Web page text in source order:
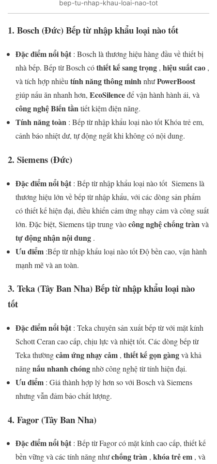
bep-tu-nhap-khau-loai-nao-tot
1. Bosch (Đức) Bếp từ nhập khẩu loại nào tốt
Đặc điểm nổi bật : Bosch là thương hiệu hàng đầu về thiết bị
nhà bếp. Bếp từ Bosch cóthiết kế sang trọng , hiệu suất cao ,
và tích hợp nhiều tính năng thông minhnhưPowerBoost
giúp nấu ăn nhanh hơn, EcoSilenceđể vận hành hành ái, và
công nghệ Biến tầntiết kiệm điện năng.
Tính năng toàn : Bếp từ nhập khẩu loại nào tốt Khóa trẻ em,
cảnh báo nhiệt dư, tự động ngắt khi không có nội dung.
2. Siemens (Đức)
Đặc điểm nổi bật : Bếp từ nhập khẩu loại nào tốt Siemens là
thương hiệu lớn về bếp từ nhập khẩu, với các dòng sản phẩm
có thiết kế hiện đại, điều khiển cảm ứng nhạy cảm và công suất
lớn. Đặc biệt, Siemens tập trung vàocông nghệ chống trànvà
tự động nhận nội dung .
Ưu điểm :Bếp từ nhập khẩu loại nào tốt Độ bền cao, vận hành
mạnh mẽ và an toàn.
3. Teka (Tây Ban Nha) Bếp từ nhập khẩu loại nào
tốt
Đặc điểm nổi bật : Teka chuyên sản xuất bếp từ với mặt kính
Schott Ceran cao cấp, chịu lực và nhiệt tốt. Các dòng bếp từ
Teka thườngcảm ứng nhạy cảm , thiết kế gọn gàngvà khả
năngnấu nhanh chóngnhờ công nghệ từ tính hiện đại.
Ưu điểm : Giá thành hợp lý hơn so với Bosch và Siemens
nhưng vẫn đảm bảo chất lượng.
4. Fagor (Tây Ban Nha)
Đặc điểm nổi bật : Bếp từ Fagor có mặt kính cao cấp, thiết kế
bền vững và các tính năng nhưchống tràn , khóa trẻ em , và